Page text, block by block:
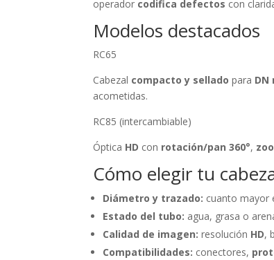
operador codifica defectos con
Modelos destacados
RC65
Cabezal compacto y sellado para DN
acometidas.
RC85 (intercambiable)
Óptica HD con rotación/pan 360°,
Cómo elegir tu
Diámetro y trazado: cuanto mayor
Estado del tubo: agua, grasa o
Calidad de imagen: resolución HD,
Compatibilidades: conectores,